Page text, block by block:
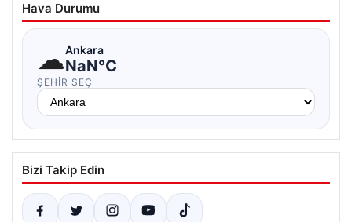
Hava Durumu
☁Ankara
NaN°C
ŞEHIR SEÇ
Bizi Takip Edin